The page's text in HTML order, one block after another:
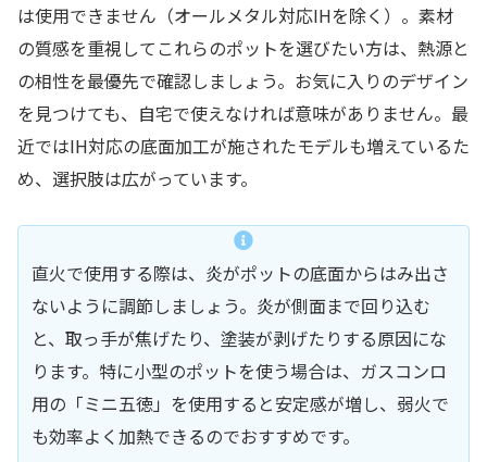
は使用できません（オールメタル対応IHを除く）。素材
の質感を重視してこれらのポットを選びたい方は、熱源と
の相性を最優先で確認しましょう。お気に入りのデザイン
を見つけても、自宅で使えなければ意味がありません。最
近ではIH対応の底面加工が施されたモデルも増えているた
め、選択肢は広がっています。
直火で使用する際は、炎がポットの底面からはみ出さ
ないように調節しましょう。炎が側面まで回り込む
と、取っ手が焦げたり、塗装が剥げたりする原因にな
ります。特に小型のポットを使う場合は、ガスコンロ
用の「ミニ五徳」を使用すると安定感が増し、弱火で
も効率よく加熱できるのでおすすめです。